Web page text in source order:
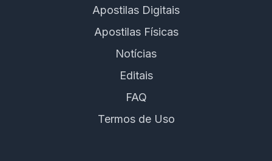
Apostilas Digitais
Apostilas Físicas
Notícias
Editais
FAQ
Termos de Uso